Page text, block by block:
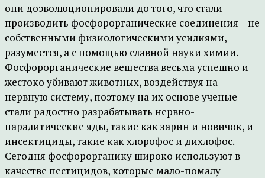
они доэволюционировали до того, что стали
производить фосфорорганические соединения – не
собственными физиологическими усилиями,
разумеется, а с помощью славной науки химии.
Фосфорорганические вещества весьма успешно и
жестоко убивают животных, воздействуя на
нервную систему, поэтому на их основе ученые
стали радостно разрабатывать нервно-
паралитические яды, такие как зарин и новичок, и
инсектициды, такие как хлорофос и дихлофос.
Сегодня фосфорорганику широко используют в
качестве пестицидов, которые мало-помалу